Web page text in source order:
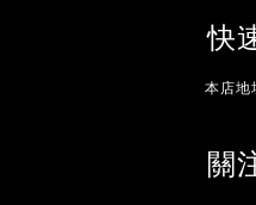
快
本店地
關